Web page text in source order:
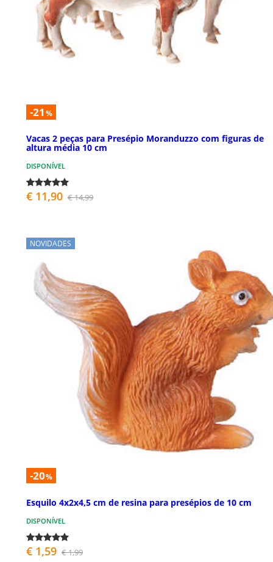
-21 %
Vacas 2 peças para Presépio Moranduzzo com figuras de
altura média 10 cm
DISPONÍVEL
€ 11,90 € 14,99
NOVIDADES
-20%
Esquilo 4x2x4,5 cm de resina para presépios de 10 cm
DISPONÍVEL
€ 1,59 € 1,99